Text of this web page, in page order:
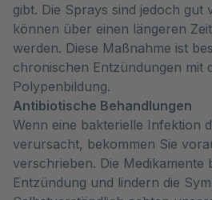
gibt. Die Sprays sind jedoch gut
können über einen längeren
werden. Diese Maßnahme ist
chronischen Entzündungen mit
Polypenbildung.
Antibiotische Behandlungen
Wenn eine bakterielle Infektion
verursacht, bekommen Sie
verschrieben. Die Medikamente
Entzündung und lindern die